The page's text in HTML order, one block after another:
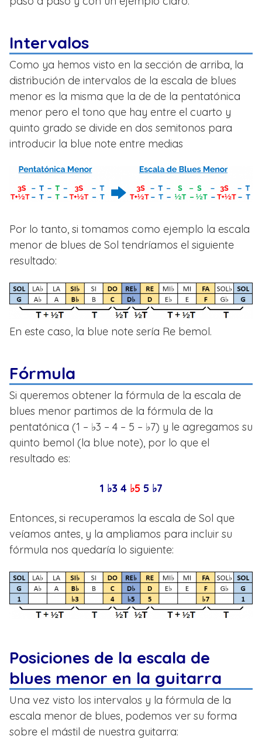
Intervalos
Como ya hemos visto en la sección de arriba, la
distribución de intervalos de la escala de blues
menor es la misma que la de de la pentatónica
menor pero el tono que hay entre el cuarto y
quinto grado se divide en dos semitonos para
introducir la blue note entre medias
Por lo tanto, si tomamos como ejemplo la escala
menor de blues de Sol tendríamos el siguiente
resultado:
En este caso, la blue note sería Re bemol.
Fórmula
Si queremos obtener la fórmula de la escala de
blues menor partimos de la fórmula de la
pentatónica (1 – ♭3 – 4 – 5 – ♭7) y le agregamos su
quinto bemol (la blue note), por lo que el
resultado es:
1 ♭3 4 ♭5 5 ♭7
Entonces, si recuperamos la escala de Sol que
veíamos antes, y la ampliamos para incluir su
fórmula nos quedaría lo siguiente:
Posiciones de la escala de
blues menor en la guitarra
Una vez visto los intervalos y la fórmula de la
escala menor de blues, podemos ver su forma
sobre el mástil de nuestra guitarra: